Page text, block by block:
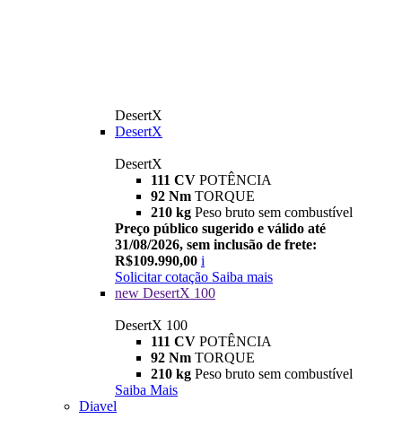
DesertX
DesertX
DesertX
111 CV POTÊNCIA
92 Nm TORQUE
210 kg Peso bruto sem combustível
Preço público sugerido e válido até
31/08/2026, sem inclusão de frete:
R$109.990,00 i
Solicitar cotação Saiba mais
new DesertX 100
DesertX 100
111 CV POTÊNCIA
92 Nm TORQUE
210 kg Peso bruto sem combustível
Saiba Mais
Diavel